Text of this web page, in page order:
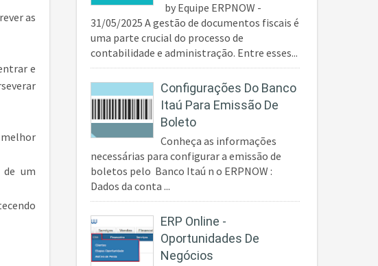
as
e
de um
by Equipe ERPNOW -
31/05/2025 A gestão de documentos fiscais é
uma parte crucial do processo de
contabilidade e administração. Entre esses...
Configurações Do Banco
Itaú Para Emissão De
Boleto
Conheça as informações
necessárias para configurar a emissão de
boletos pelo Banco Itaú n o ERPNOW :
Dados da conta ...
ERP Online -
Oportunidades De
Negócios